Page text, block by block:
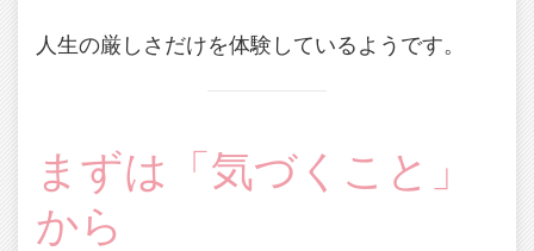
人生の厳しさだけを体験しているようです。
まずは「気づくこと」
から